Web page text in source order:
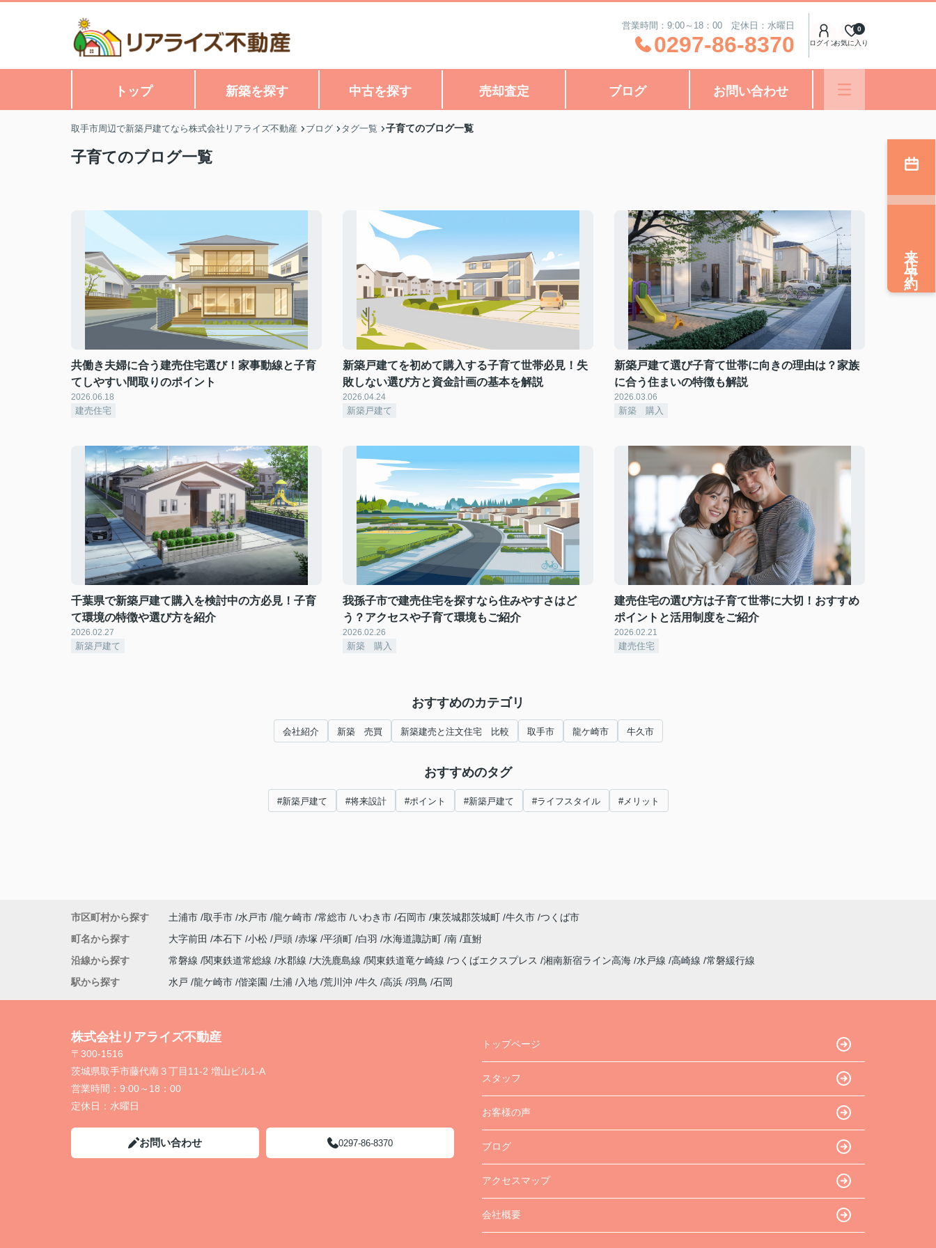
営業時間：9:00～18：00 定休日：水曜日
0297-86-8370 ログインお気に入り
0
トップ 新築を探す 中古を探す 売却査定 ブログ お問い合わせ
取手市周辺で新築戸建てなら株式会社リアライズ不動産 ブログ タグ一覧 子育てのブログ一覧
子育てのブログ一覧
共働き夫婦に合う建売住宅選び！家事動線と子育
てしやすい間取りのポイント
2026.06.18
建売住宅
新築戸建てを初めて購入する子育て世帯必見！失
敗しない選び方と資金計画の基本を解説
2026.04.24
新築戸建て
新築戸建て選び子育て世帯に向きの理由は？家族
に合う住まいの特徴も解説
2026.03.06
新築 購入
千葉県で新築戸建て購入を検討中の方必見！子育
て環境の特徴や選び方を紹介
2026.02.27
新築戸建て
我孫子市で建売住宅を探すなら住みやすさはど
う？アクセスや子育て環境もご紹介
2026.02.26
新築 購入
建売住宅の選び方は子育て世帯に大切！おすすめ
ポイントと活用制度をご紹介
2026.02.21
建売住宅
おすすめのカテゴリ
会社紹介 新築 売買 新築建売と注文住宅 比較 取手市 龍ケ崎市 牛久市
おすすめのタグ
#新築戸建て #将来設計 #ポイント #新築戸建て #ライフスタイル #メリット
来店予約
市区町村から探す 土浦市 取手市 水戸市 龍ケ崎市 常総市 いわき市 石岡市 東茨城郡茨城町 牛久市 つくば市
町名から探す
大字前田 本石下 小松 戸頭 赤塚 平須町 白羽 水海道諏訪町 南 直鮒
沿線から探す
常磐線 関東鉄道常総線 水郡線 大洗鹿島線 関東鉄道竜ケ崎線 つくばエクスプレス 湘南新宿ライン高海 水戸線 高崎線 常磐緩行線
駅から探す
水戸 龍ケ崎市 偕楽園 土浦 入地 荒川沖 牛久 高浜 羽鳥 石岡
株式会社リアライズ不動産
〒300-1516
茨城県取手市藤代南３丁目11-2 増山ビル1-A
営業時間： 9:00～18：00
定休日： 水曜日
お問い合わせ 0297-86-8370
トップページ
スタッフ
お客様の声
ブログ
アクセスマップ
会社概要